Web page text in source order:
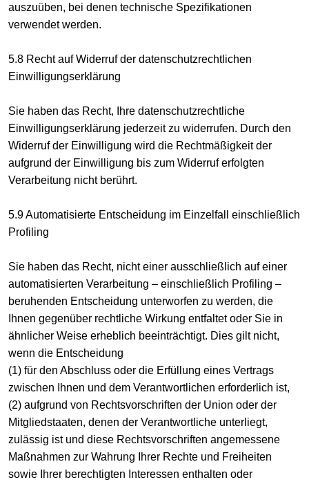
auszuüben, bei denen technische Spezifikationen
verwendet werden.
5.8 Recht auf Widerruf der datenschutzrechtlichen
Einwilligungserklärung
Sie haben das Recht, Ihre datenschutzrechtliche
Einwilligungserklärung jederzeit zu widerrufen. Durch den
Widerruf der Einwilligung wird die Rechtmäßigkeit der
aufgrund der Einwilligung bis zum Widerruf erfolgten
Verarbeitung nicht berührt.
5.9 Automatisierte Entscheidung im Einzelfall einschließlich
Profiling
Sie haben das Recht, nicht einer ausschließlich auf einer
automatisierten Verarbeitung – einschließlich Profiling –
beruhenden Entscheidung unterworfen zu werden, die
Ihnen gegenüber rechtliche Wirkung entfaltet oder Sie in
ähnlicher Weise erheblich beeinträchtigt. Dies gilt nicht,
wenn die Entscheidung
(1) für den Abschluss oder die Erfüllung eines Vertrags
zwischen Ihnen und dem Verantwortlichen erforderlich ist,
(2) aufgrund von Rechtsvorschriften der Union oder der
Mitgliedstaaten, denen der Verantwortliche unterliegt,
zulässig ist und diese Rechtsvorschriften angemessene
Maßnahmen zur Wahrung Ihrer Rechte und Freiheiten
sowie Ihrer berechtigten Interessen enthalten oder